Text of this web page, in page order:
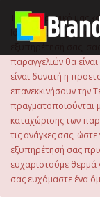
περιεχόμενο
Το ηλεκτρονικό μας
Ιουλίου 2026 μέχρι
εξυπηρέτησή σας,
παραγγελιών θα
είναι δυνατή η
επανεκκινήσουν την
πραγματοποιούνται
καταχώρισης των
τις ανάγκες σας,
εξυπηρέτησή σας
ευχαριστούμε θερμά
σας ευχόμαστε ένα